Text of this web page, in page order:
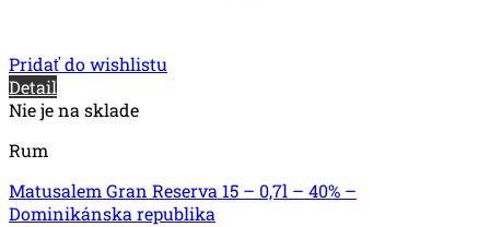
Pridať do wishlistu
Detail
Nie je na sklade
Rum
Matusalem Gran Reserva 15 – 0,7l – 40% –
Dominikánska republika